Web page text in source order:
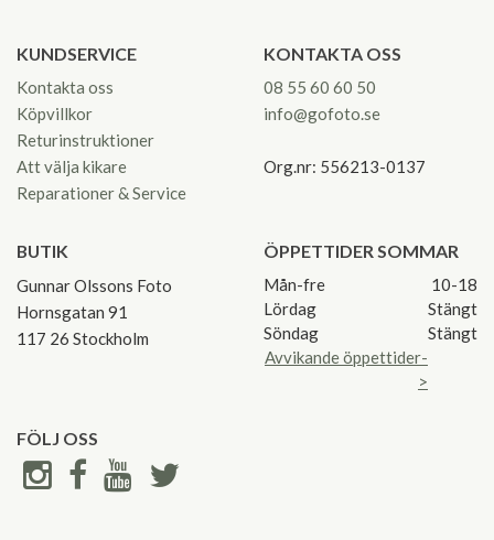
KUNDSERVICE
Kontakta oss
Köpvillkor
Returinstruktioner
Att välja kikare
Reparationer & Service
KONTAKTA OSS
08 55 60 60 50
info@gofoto.se
Org.nr: 556213-0137
BUTIK
Gunnar Olssons Foto
Hornsgatan 91
117 26 Stockholm
ÖPPETTIDER SOMMAR
Mån-fre
10-18
Lördag
Stängt
Söndag
Stängt
Avvikande öppettider-
>
FÖLJ OSS